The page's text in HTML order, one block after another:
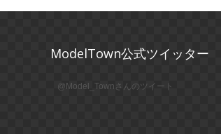
ModelTown公式ツイッター
@Model_Townさんのツイート